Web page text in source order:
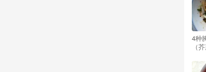
4种
（